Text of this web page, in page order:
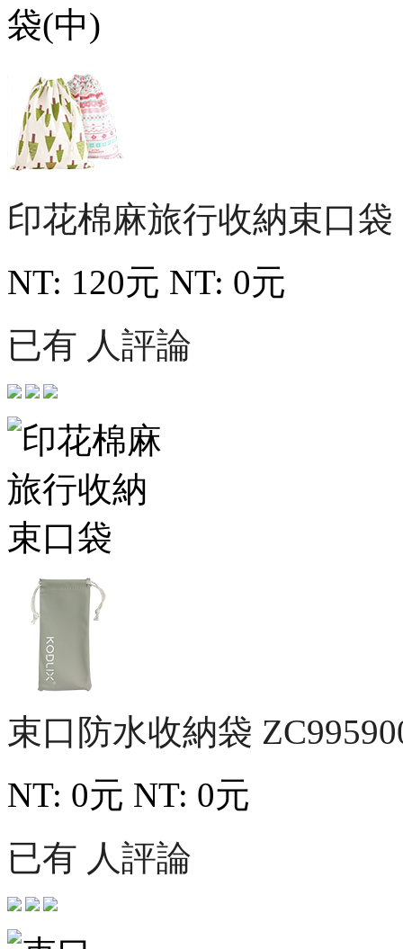
印花棉麻旅行收納束口袋
NT: 120元 NT: 0元
已有 人評論
束口防水收納袋
NT: 0元 NT: 0元
已有 人評論